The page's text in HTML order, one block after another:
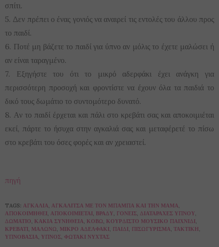
σπίτι.
5. Δεν πρέπει ο ένας γονιός να αναιρεί τις εντολές του άλλου προς
το παιδί.
6. Ποτέ μη βάζετε το παιδί για ύπνο αν μόλις το έχετε μαλώσει ή
αν είναι ταραγμένο.
7. Εξηγήστε του ότι το μικρό αδερφάκι έχει ανάγκη για
περισσότερη προσοχή και φροντίστε να έχουν όλα τα παιδιά το
δικό τους δωμάτιο το συντομότερο δυνατό.
8. Αν το παιδί έρχεται και πάλι στο κρεβάτι σας και αποκοιμιέται
εκεί, πάρτε το ήσυχα στην αγκαλιά σας και μεταφέρετέ το πίσω
στο κρεβάτι του όσες φορές και αν χρειαστεί.
πηγή
TAGS: ΑΓΚΑΛΙΆ, ΑΓΚΑΛΊΤΣΑ ΜΕ ΤΟΝ ΜΠΑΜΠΆ ΚΑΙ ΤΗΝ ΜΑΜΆ,
ΑΠΟΚΟΙΜΗΘΕΊ, ΑΠΟΚΟΙΜΙΈΤΑΙ, ΒΡΆΔΥ, ΓΟΝΕΊΣ, ΔΙΑΤΑΡΑΧΈΣ ΎΠΝΟΥ,
ΔΩΜΆΤΙΟ, ΚΑΚΙΆ ΣΥΝΉΘΕΙΑ, ΚΌΒΩ, ΚΟΥΡΔΙΣΤΌ ΜΟΥΣΙΚΌ ΠΑΙΧΝΊΔΙ,
ΚΡΕΒΆΤΙ, ΜΑΛΏΝΩ, ΜΙΚΡΌ ΑΔΕΛΦΆΚΙ, ΠΑΙΔΊ, ΠΙΣΩΓΎΡΙΣΜΑ, ΤΑΚΤΙΚΉ,
ΥΠΝΟΒΑΣΊΑ, ΎΠΝΟΣ, ΦΩΤΆΚΙ ΝΎΧΤΑΣ